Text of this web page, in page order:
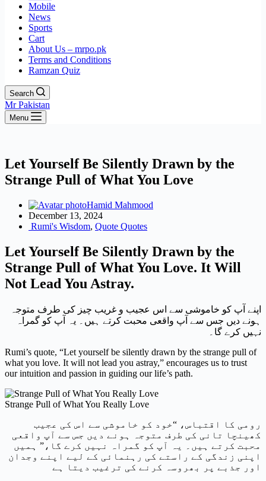
Mobile
News
Sports
Cart
About Us – mrpo.pk
Terms and Conditions
Ramzan Quiz
Search
Mr Pakistan
Menu
Let Yourself Be Silently Drawn by the
Strange Pull of What You Love
Hamid Mahmood
December 13, 2024
Rumi's Wisdom, Quote Quotes
Let Yourself Be Silently Drawn by the
Strange Pull of What You Love. It Will
Not Lead You Astray.
اپنے آپ کو خاموشی سے اس عجیب و غریب چیز کی طرف متوجہ
ہونے دیں جس سے آپ واقعی محبت کرتے ہیں۔ یہ آپ کو گمراہ
نہیں کرے گا۔
Rumi’s quote, “Let yourself be silently drawn by the strange pull of
what you love. It will not lead you astray,” encourages us to trust
our intuition and passion in guiding our life’s path.
Strange Pull of What You Really Love
رومی کا اقتباس، “خود کو خاموشی سے اس کی عجیب
کھینچا تانی کی طرف متوجہ ہونے دیں جس سے آپ واقعی
محبت کرتے ہیں۔ یہ آپ کو گمراہ نہیں کرے گا،” ہمیں
اپنی زندگی کے راستے کی رہنمائی کے لیے اپنے وجدان
اور جذبے پر بھروسہ کرنے کی ترغیب دیتا ہے